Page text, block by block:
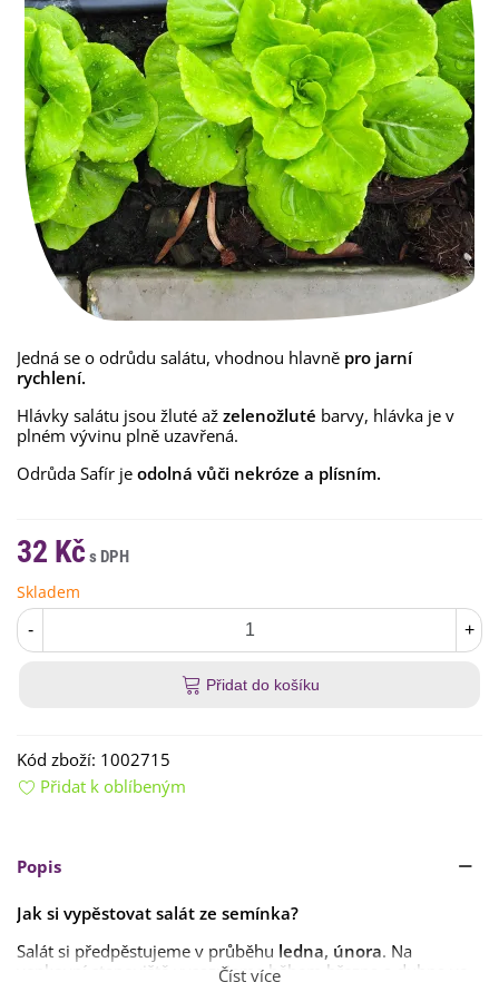
Jedná se o odrůdu salátu, vhodnou hlavně pro jarní
rychlení.
Hlávky salátu jsou žluté až zelenožluté barvy, hlávka je v
plném vývinu plně uzavřená.
Odrůda Safír je odolná vůči nekróze a plísním.
32 Kč
Skladem
- +
Přidat do košíku
Kód zboží: 1002715
Přidat k oblíbeným
Popis
Jak si vypěstovat salát ze semínka?
Salát si předpěstujeme v průběhu ledna, února. Na
venkovní stanoviště vysazujeme během března a dubna ve
Číst více